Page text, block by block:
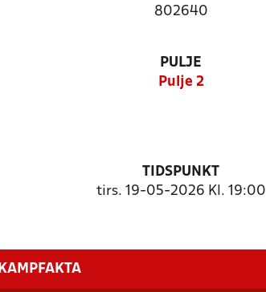
802640
PULJE
Pulje 2
TIDSPUNKT
tirs. 19-05-2026 Kl. 19:00
KAMPFAKTA